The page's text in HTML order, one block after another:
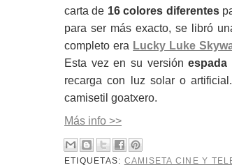
carta de 16 colores diferentes
para ser más exacto, se libró
completo era Lucky Luke
Esta vez en su versiónespada
recarga con luz solar o
camisetil goatxero.
Más info >>
ETIQUETAS: CAMISETA CINE Y